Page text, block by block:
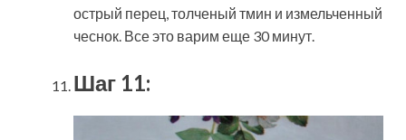
острый перец, толченый тмин и измельченный
чеснок. Все это варим еще 30 минут.
Шаг 11: